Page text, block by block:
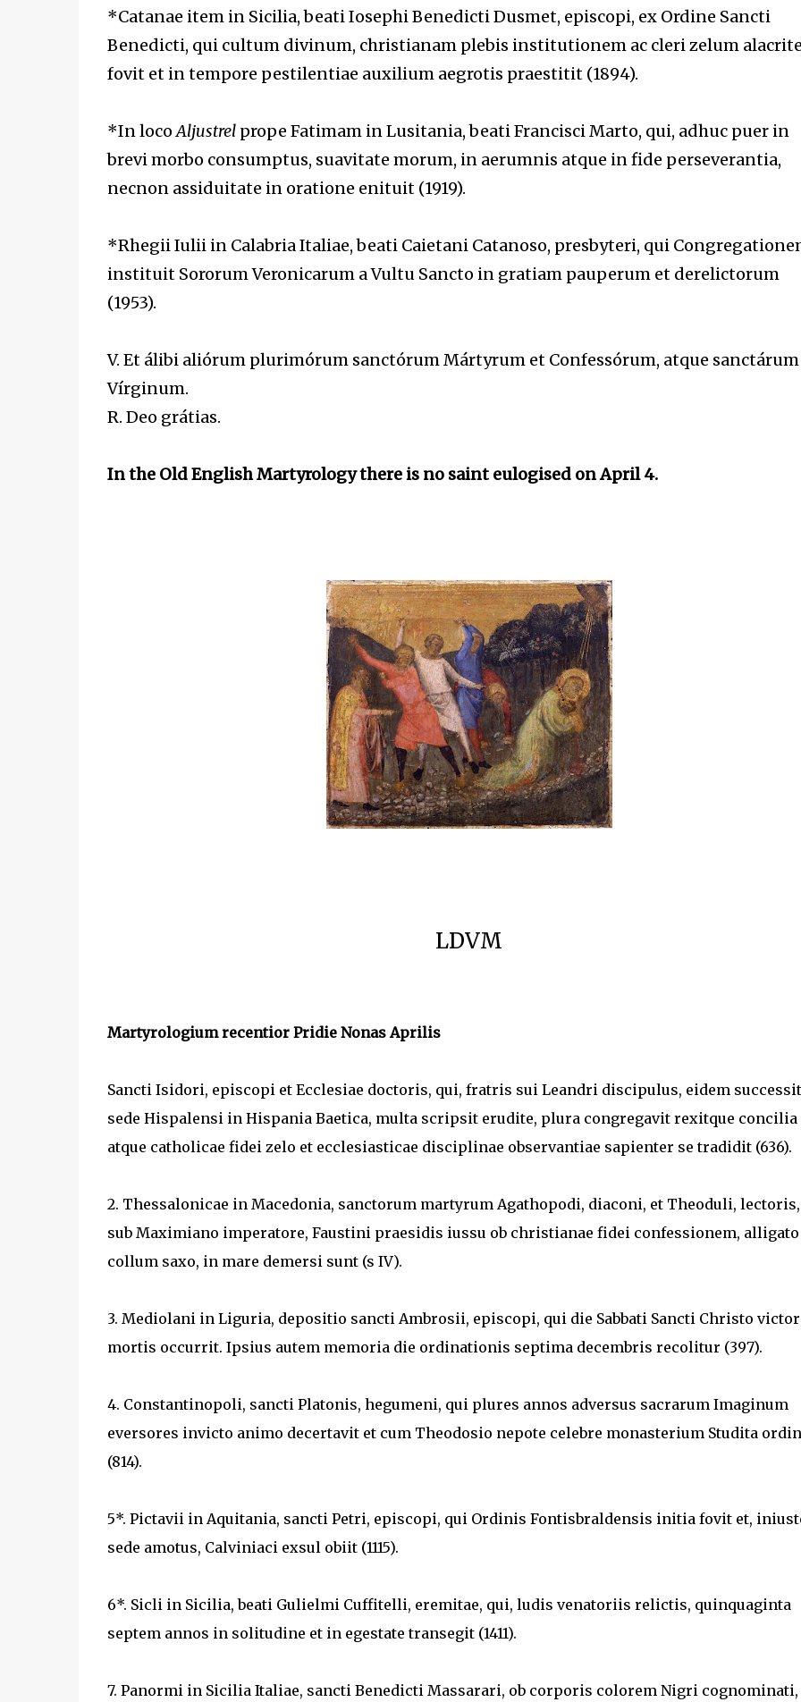
*Catanae item in Sicilia, beati Iosephi Benedicti Dusmet, episcopi, ex Ordine Sancti
Benedicti, qui cultum divinum, christianam plebis institutionem ac cleri zelum
fovit et in tempore pestilentiae auxilium aegrotis praestitit (1894).
*In locoAljustrelprope Fatimam in Lusitania, beati Francisci Marto, qui, adhuc puer in
brevi morbo consumptus, suavitate morum, in aerumnis atque in fide perseverantia,
necnon assiduitate in oratione enituit (1919).
*Rhegii Iulii in Calabria Italiae, beati Caietani Catanoso, presbyteri, qui
instituit Sororum Veronicarum a Vultu Sancto in gratiam pauperum et derelictorum
(1953).
V. Et álibi aliórum plurimórum sanctórum Mártyrum et Confessórum, atque sanctárum
Vírginum.
R. Deo grátias.
In the Old English Martyrology there is no saint eulogised on April 4.
LDVM
Martyrologium recentior Pridie Nonas Aprilis
Sancti Isidori, episcopi et Ecclesiae doctoris, qui, fratris sui Leandri discipulus, eidem
sede Hispalensi in Hispania Baetica, multa scripsit erudite, plura congregavit rexitque concilia
atque catholicae fidei zelo et ecclesiasticae disciplinae observantiae sapienter se tradidit (636).
2. Thessalonicae in Macedonia, sanctorum martyrum Agathopodi, diaconi, et Theoduli,
sub Maximiano imperatore, Faustini praesidis iussu ob christianae fidei confessionem, alligato
collum saxo, in mare demersi sunt (s IV).
3. Mediolani in Liguria, depositio sancti Ambrosii, episcopi, qui die Sabbati Sancti Christo
mortis occurrit. Ipsius autem memoria die ordinationis septima decembris recolitur (397).
4. Constantinopoli, sancti Platonis, hegumeni, qui plures annos adversus sacrarum Imaginum
eversores invicto animo decertavit et cum Theodosio nepote celebre monasterium Studita
(814).
5*. Pictavii in Aquitania, sancti Petri, episcopi, qui Ordinis Fontisbraldensis initia fovit et,
sede amotus, Calviniaci exsul obiit (1115).
6*. Sicli in Sicilia, beati Gulielmi Cuffitelli, eremitae, qui, ludis venatoriis relictis, quinquaginta
septem annos in solitudine et in egestate transegit (1411).
7. Panormi in Sicilia Italiae, sancti Benedicti Massarari, ob corporis colorem Nigri cognominati,